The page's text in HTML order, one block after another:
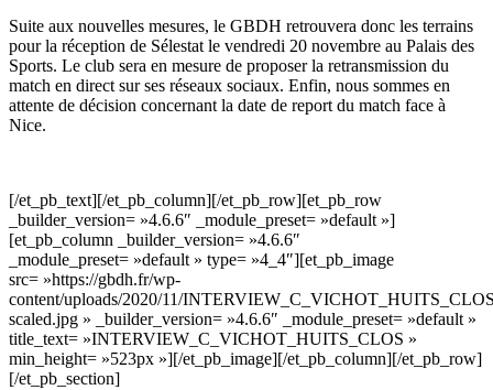
Suite aux nouvelles mesures, le GBDH retrouvera donc les terrains
pour la réception de Sélestat le vendredi 20 novembre au Palais des
Sports. Le club sera en mesure de proposer la retransmission du
match en direct sur ses réseaux sociaux. Enfin, nous sommes en
attente de décision concernant la date de report du match face à
Nice.
[/et_pb_text][/et_pb_column][/et_pb_row][et_pb_row
_builder_version= »4.6.6″ _module_preset= »default »]
[et_pb_column _builder_version= »4.6.6″
_module_preset= »default » type= »4_4″][et_pb_image
src= »https://gbdh.fr/wp-
content/uploads/2020/11/
scaled.jpg » _builder_version= »4.6.6″ _module_preset= »default »
title_text= »INTERVIEW_C_VICHOT_HUITS_CLOS »
min_height= »523px »][/et_pb_image][/et_pb_column][/et_pb_row]
[/et_pb_section]